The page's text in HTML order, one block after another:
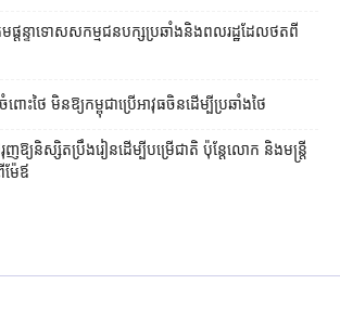
ផ្ដន្ទាទោស​សកម្មជន​បក្ស​ប្រឆាំង​និង​ពលរដ្ឋ​ដែល​ថត​ពី​
ះ​ថៃ មិន​ឱ្យ​កម្ពុជា​ប្រើ​អាវុធ​ចិន​ដើម្បី​ប្រឆាំង​ថៃ
និស្សិត​ប្រឹងរៀន​ដើម្បី​បម្រើ​ជាតិ ប៉ុន្តែ​លោក និង​មន្ត្រី​​
ម៉ែឪ